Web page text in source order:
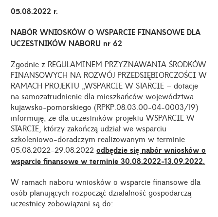
05.08.2022 r.
NABÓR WNIOSKÓW O WSPARCIE FINANSOWE DLA
UCZESTNIKÓW NABORU nr 62
Zgodnie z REGULAMINEM PRZYZNAWANIA ŚRODKÓW
FINANSOWYCH NA ROZWÓJ PRZEDSIĘBIORCZOŚCI W
RAMACH PROJEKTU „WSPARCIE W STARCIE – dotacje
na samozatrudnienie dla mieszkańców województwa
kujawsko-pomorskiego (RPKP.08.03.00-04-0003/19)
informuję, że dla uczestników projektu WSPARCIE W
STARCIE, którzy zakończą udział we wsparciu
szkoleniowo-doradczym realizowanym w terminie
05.08.2022-29.08.2022odbędzie się nabór wniosków o
wsparcie finansowe w terminie 30.08.2022-13.09.2022.
W ramach naboru wniosków o wsparcie finansowe dla
osób planujących rozpocząć działalność gospodarczą
uczestnicy zobowiązani są do: